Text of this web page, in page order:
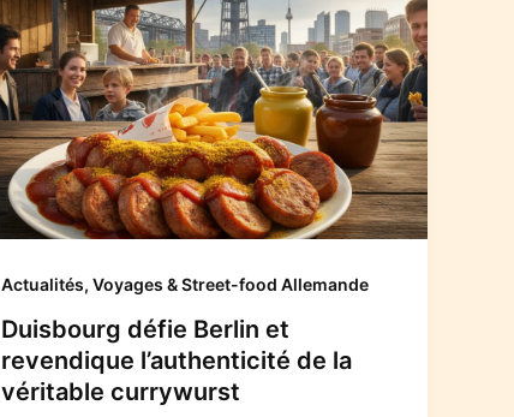
Actualités, Voyages & Street-food Allemande
Duisbourg défie Berlin et
revendique l’authenticité de la
véritable currywurst